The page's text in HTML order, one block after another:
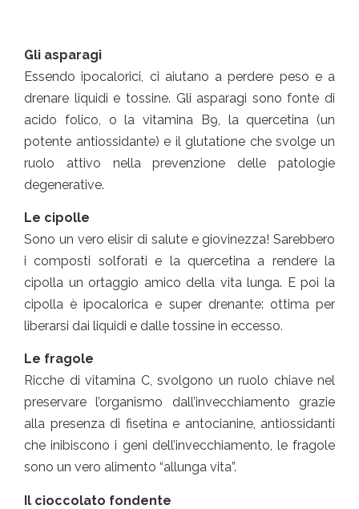
Gli asparagi
Essendo ipocalorici, ci aiutano a perdere peso e a
drenare liquidi e tossine. Gli asparagi sono fonte di
acido folico, o la vitamina B9, la quercetina (un
potente antiossidante) e il glutatione che svolge un
ruolo attivo nella prevenzione delle patologie
degenerative.
Le cipolle
Sono un vero elisir di salute e giovinezza! Sarebbero
i composti solforati e la quercetina a rendere la
cipolla un ortaggio amico della vita lunga. E poi la
cipolla è ipocalorica e super drenante: ottima per
liberarsi dai liquidi e dalle tossine in eccesso.
Le fragole
Ricche di vitamina C, svolgono un ruolo chiave nel
preservare l’organismo dall’invecchiamento grazie
alla presenza di fisetina e antocianine, antiossidanti
che inibiscono i geni dell’invecchiamento, le fragole
sono un vero alimento “allunga vita”.
Il cioccolato fondente